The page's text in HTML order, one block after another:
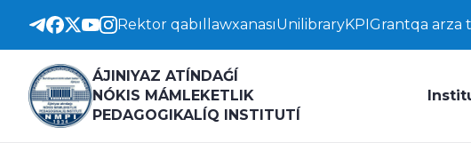
Rektor qabıllawxanasıUnilibraryKPIGrantqa arza
ÁJINIYAZ ATÍNDAǴÍ
NÓKIS MÁMLEKETLIK
PEDAGOGIKALÍQ INSTITUTÍ